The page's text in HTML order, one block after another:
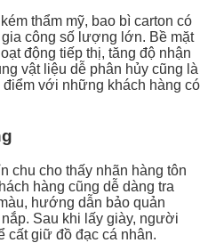
thẩm mỹ, bao bì carton có
công số lượng lớn. Bề mặt
động tiếp thị, tăng độ nhận
vật liệu dễ phân hủy cũng là
với những khách hàng có
chu cho thấy nhãn hàng tôn
hàng cũng dễ dàng tra
hướng dẫn bảo quản
Sau khi lấy giày, người
cất giữ đồ đạc cá nhân.